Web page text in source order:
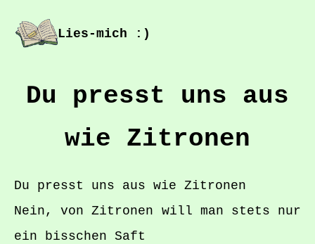
Lies-mich :)
Du presst uns aus
wie Zitronen
Du presst uns aus wie Zitronen
Nein, von Zitronen will man stets nur
ein bisschen Saft